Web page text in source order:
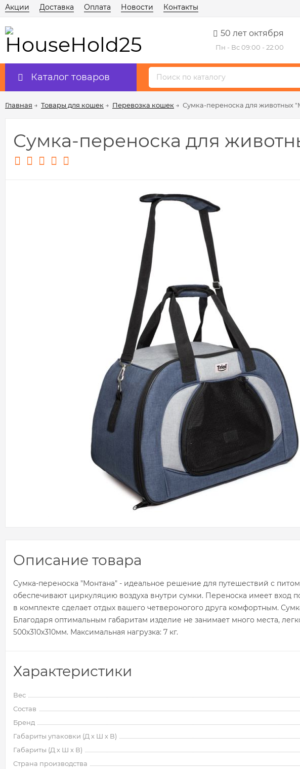
Акции Доставка Оплата Новости Контакты
50 лет октября
Пн - Вс 09:00 - 22:00
Каталог товаров
Главная → Товары для кошек → Перевозка кошек → Сумка-переноска для животных
Сумка-переноска для
Описание товара
Сумка-переноска "Монтана" - идеальное решение для путешествий с
обеспечивают циркуляцию воздуха внутри сумки. Переноска имеет вход
в комплекте сделает отдых вашего четвероногого друга комфортным.
Благодаря оптимальным габаритам изделие не занимает много места,
500х310х310мм. Максимальная нагрузка: 7 кг.
Характеристики
Вес
Состав
Бренд
Габариты упаковки (Д х Ш х В)
Габариты (Д х Ш х В)
Страна производства